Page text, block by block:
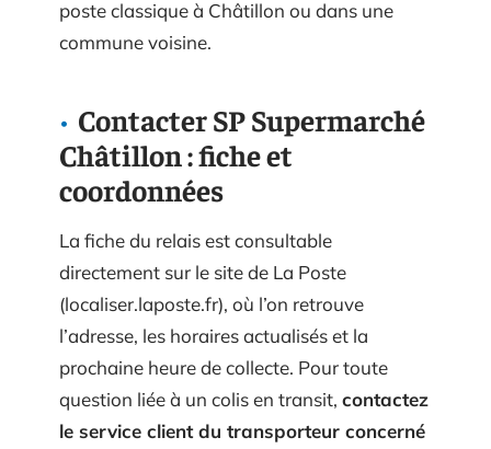
poste classique à Châtillon ou dans une
commune voisine.
Contacter SP Supermarché
Châtillon : fiche et
coordonnées
La fiche du relais est consultable
directement sur le site de La Poste
(localiser.laposte.fr), où l’on retrouve
l’adresse, les horaires actualisés et la
prochaine heure de collecte. Pour toute
question liée à un colis en transit, contactez
le service client du transporteur concerné